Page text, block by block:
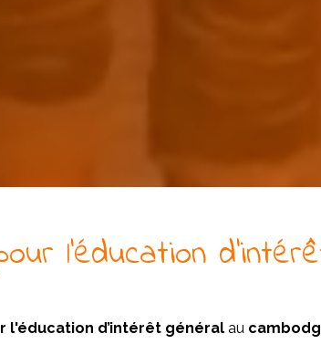
l'éducation
l'éducation d’intérêt général au